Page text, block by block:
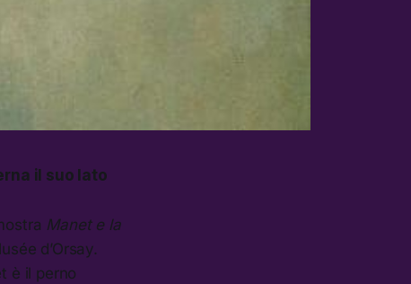
il suo lato
Manet e la
d’Orsay.
è il perno